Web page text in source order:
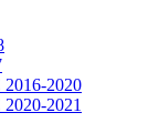
2020
2021